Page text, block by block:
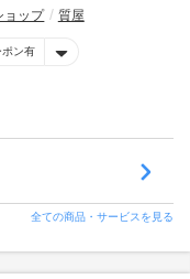
ョップ 質屋
ポン有
全ての商品・サービスを見る